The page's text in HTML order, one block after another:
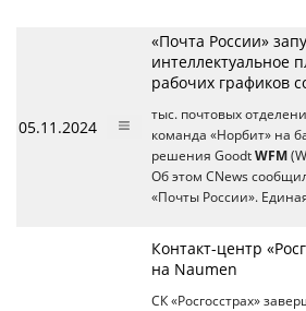
05.11.2024
«Почта России»
интеллектуальное
рабочих графиков
тыс. почтовых
команда «Норбит» на
решения Goodt WFM
Об этом CNews
«Почты России».
Контакт-центр
на Naumen
СК «Росгосстрах»